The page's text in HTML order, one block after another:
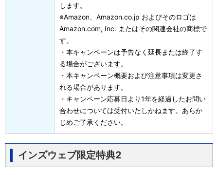
します。
※Amazon、Amazon.co.jp およびそのロゴは
Amazon.com, Inc. またはその関連会社の商標で
す。
・本キャンペーンは予告なく延長または終了す
る場合がございます。
・本キャンペーン概要および注意事項は変更さ
れる場合があります。
・キャンペーン応募日より1年を経過したお問い
合わせについては受付いたしかねます。あらか
じめご了承ください。
インズウェブ限定特典2